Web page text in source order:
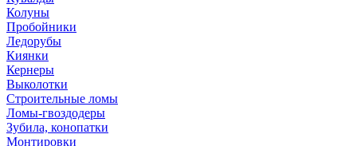
Колуны
Пробойники
Ледорубы
Киянки
Кернеры
Выколотки
Строительные ломы
Ломы-гвоздодеры
Зубила, конопатки
Монтировки